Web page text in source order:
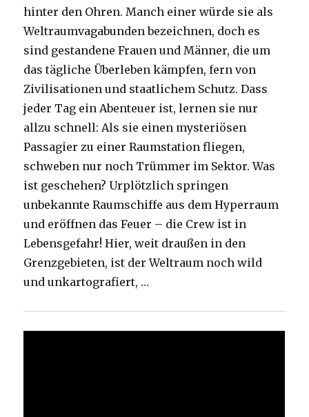
hinter den Ohren. Manch einer würde sie als
Weltraumvagabunden bezeichnen, doch es
sind gestandene Frauen und Männer, die um
das tägliche Überleben kämpfen, fern von
Zivilisationen und staatlichem Schutz. Dass
jeder Tag ein Abenteuer ist, lernen sie nur
allzu schnell: Als sie einen mysteriösen
Passagier zu einer Raumstation fliegen,
schweben nur noch Trümmer im Sektor. Was
ist geschehen? Urplötzlich springen
unbekannte Raumschiffe aus dem Hyperraum
und eröffnen das Feuer – die Crew ist in
Lebensgefahr! Hier, weit draußen in den
Grenzgebieten, ist der Weltraum noch wild
und unkartografiert, …